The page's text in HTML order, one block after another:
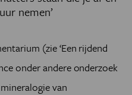
nemen’
(zie ‘Een rijdend
onder andere onderzoek
van